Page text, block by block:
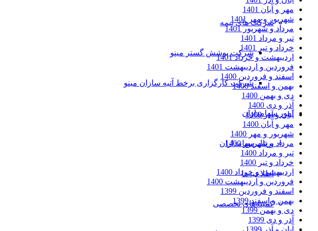
شرکت های بیمه
شرکت پوشش گستر مینو
شرکت کارگزاری برخط آتیه سازان مینو
امور سهامداران
پرتال سهامداران
اطلاعیه‌ها
کمیته‌های تخصصی
مهر و آبان 1401
شهریور و مهر 1401
مرداد و شهریور 1401
تیر و مرداد 1401
خرداد و تیر 1401
اردیبهشت و خرداد 1401
فروردین و اردیبهشت 1401
اسفند و فروردین 1400
بهمن و اسفند 1400
دی و بهمن 1400
آذر و دی 1400
آبان و آذر 1400
مهر و آبان 1400
شهریور و مهر 1400
مرداد و شهریور 1400
تیر و مرداد 1400
خرداد و تیر 1400
اردیبهشت و خرداد 1400
فروردین و اردیبهشت 1400
اسفند و فروردین 1399
بهمن و اسفند 1399
دی و بهمن 1399
آذر و دی 1399
آبان و آذر 1399